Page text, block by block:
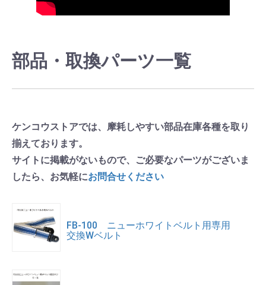
部品・取換パーツ一覧
ケンコウストアでは、摩耗しやすい部品在庫各種を取り
揃えております。
サイトに掲載がないもので、ご必要なパーツがございま
したら、お気軽にお問合せください
FB-100 ニューホワイトベルト用専用
交換Wベルト